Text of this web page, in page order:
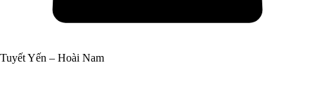
Tuyết Yến – Hoài Nam